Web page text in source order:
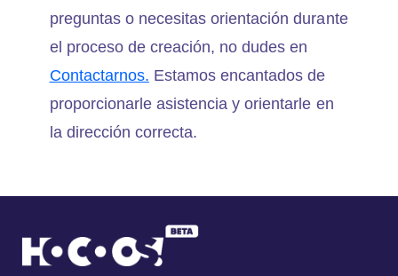
preguntas o necesitas orientación durante
el proceso de creación, no dudes en
Contactarnos. Estamos encantados de
proporcionarle asistencia y orientarle en
la dirección correcta.